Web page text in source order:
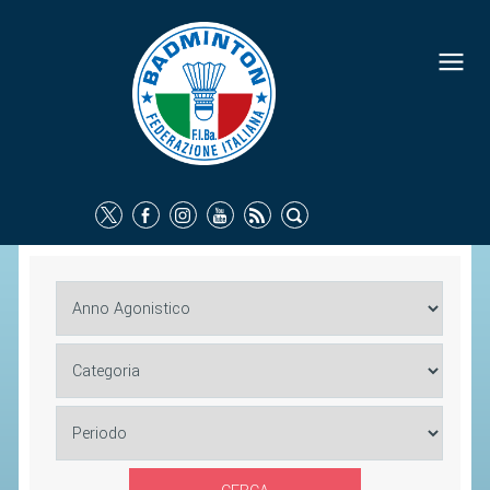
FEDERAZIONE
IDENTITÀ
COMMISSIONI FEDERALI
ORGANI TERRITORIALI
SOCIETÀ SPORTIVE
TUTELA DELLA SALUTE -
COMUNICAZIONE E MARKETING